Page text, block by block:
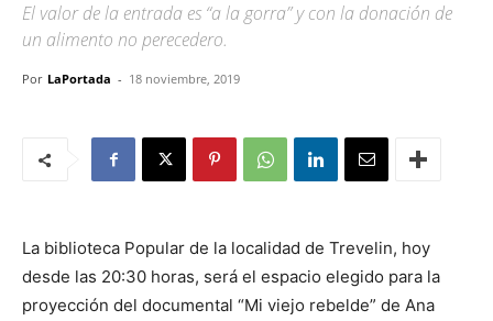
El valor de la entrada es “a la gorra” y con la donación de
un alimento no perecedero.
Por LaPortada - 18 noviembre, 2019
La biblioteca Popular de la localidad de Trevelin, hoy
desde las 20:30 horas, será el espacio elegido para la
proyección del documental “Mi viejo rebelde” de Ana